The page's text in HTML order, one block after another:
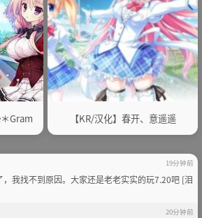
Gram 【KR/汉化】春开、意遥遥
19分钟前
，我找不到原因。大家还是老老实实的玩7.20吧 [泪
20分钟前